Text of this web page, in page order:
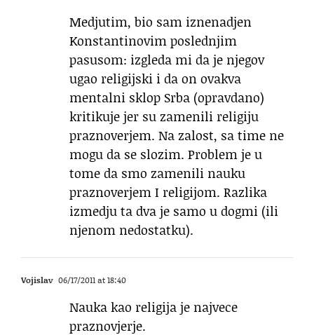
Medjutim, bio sam iznenadjen
Konstantinovim poslednjim
pasusom: izgleda mi da je njegov
ugao religijski i da on ovakva
mentalni sklop Srba (opravdano)
kritikuje jer su zamenili religiju
praznoverjem. Na zalost, sa time ne
mogu da se slozim. Problem je u
tome da smo zamenili nauku
praznoverjem I religijom. Razlika
izmedju ta dva je samo u dogmi (ili
njenom nedostatku).
Vojislav 06/17/2011 at 18:40
Nauka kao religija je najvece
praznovjerje.